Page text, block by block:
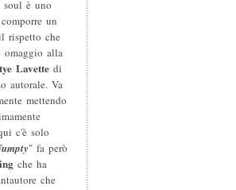
soul è uno
un
rispetto che
omaggio alla
Lavettedi
autorale. Va
mettendo
c'è solo
" fa però
che ha
che